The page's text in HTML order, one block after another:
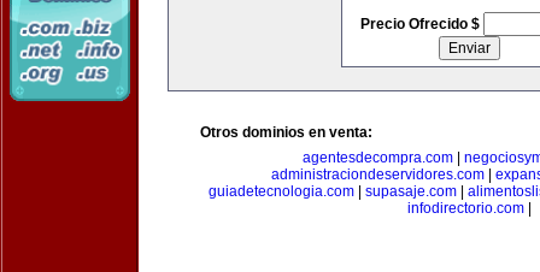
Precio Ofrecido $
Otros dominios en venta:
agentesdecompra.com|
administraciondeservidores.com
guiadetecnologia.com
supasaje.com
infodirectorio.com|